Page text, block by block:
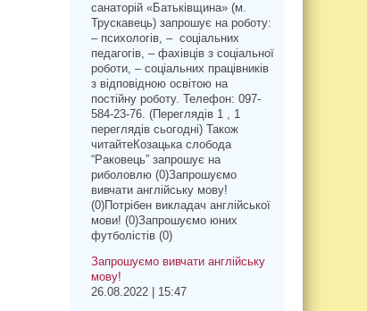
санаторій «Батьківщина» (м.
Трускавець) запрошує на роботу:
– психологів, – соціальних
педагогів, – фахівців з соціальної
роботи, – соціальних працівників
з відповідною освітою на
постійну роботу. Телефон: 097-
584-23-76. (Переглядів 1 , 1
переглядів сьогодні) Також
читайтеКозацька слобода
“Раковець” запрошує на
риболовлю (0)Запрошуємо
вивчати англійську мову!
(0)Потрібен викладач англійської
мови! (0)Запрошуємо юних
футболістів (0)
Запрошуємо вивчати англійську
мову!
26.08.2022 | 15:47